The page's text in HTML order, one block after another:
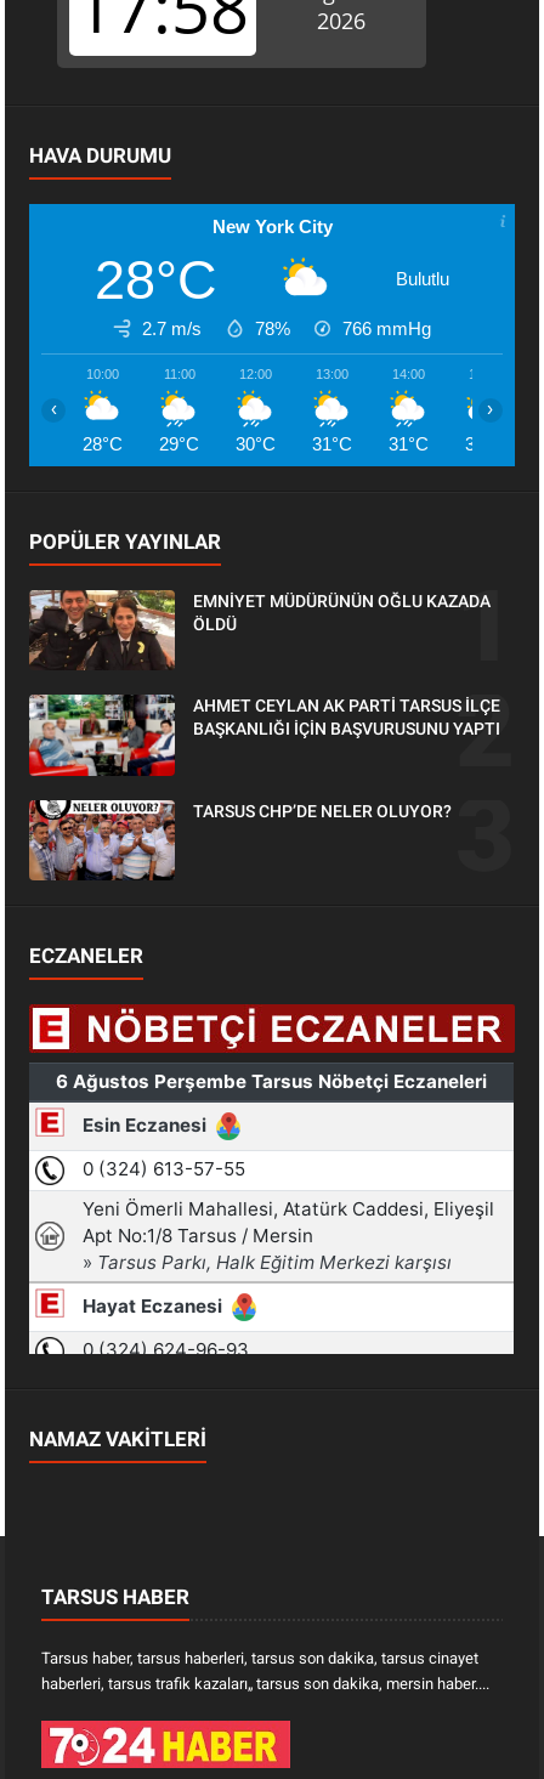
HAVA DURUMU
New York City
28°C Bulutlu
2.7 m/s 78% 766 mmHg
10:00
28°C
11:00
29°C
12:00
30°C
13:00
31°C
14:00
31°C
15:00
31°C
‹ ›
POPÜLER YAYINLAR
EMNİYET MÜDÜRÜNÜN OĞLU KAZADA
ÖLDÜ
AHMET CEYLAN AK PARTİ TARSUS İLÇE
BAŞKANLIĞI İÇİN BAŞVURUSUNU YAPTI
TARSUS CHP’DE NELER OLUYOR?
ECZANELER
NAMAZ VAKİTLERİ
TARSUS HABER
Tarsus haber, tarsus haberleri, tarsus son dakika, tarsus cinayet
haberleri, tarsus trafik kazaları„ tarsus son dakika, mersin haber....